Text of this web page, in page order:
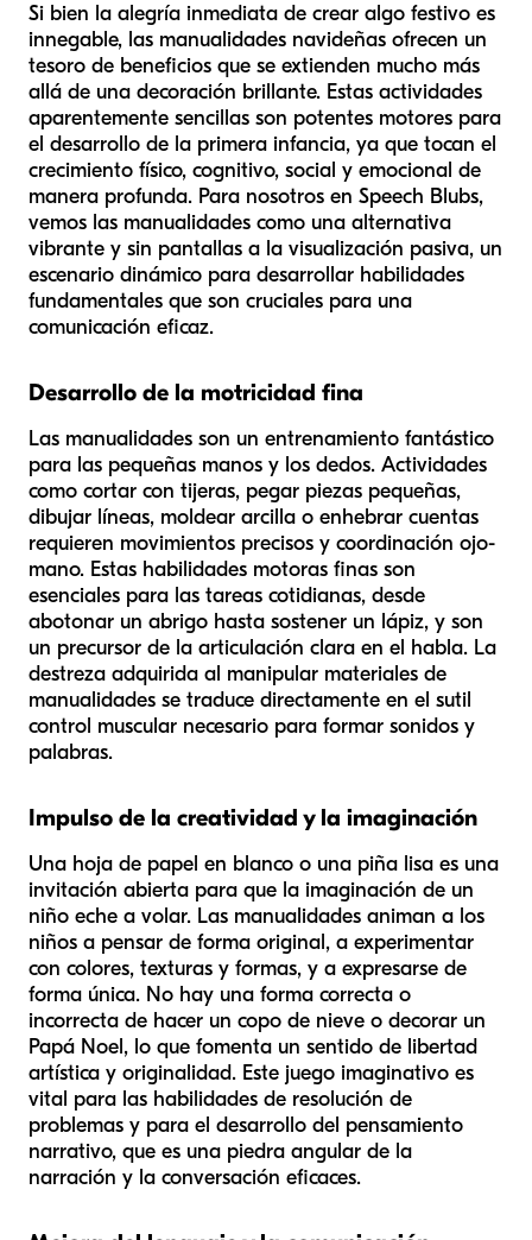
Si bien la alegría inmediata de crear algo festivo es
innegable, las manualidades navideñas ofrecen un
tesoro de beneficios que se extienden mucho más
allá de una decoración brillante. Estas actividades
aparentemente sencillas son potentes motores para
el desarrollo de la primera infancia, ya que tocan el
crecimiento físico, cognitivo, social y emocional de
manera profunda. Para nosotros en Speech Blubs,
vemos las manualidades como una alternativa
vibrante y sin pantallas a la visualización pasiva, un
escenario dinámico para desarrollar habilidades
fundamentales que son cruciales para una
comunicación eficaz.
Desarrollo de la motricidad fina
Las manualidades son un entrenamiento fantástico
para las pequeñas manos y los dedos. Actividades
como cortar con tijeras, pegar piezas pequeñas,
dibujar líneas, moldear arcilla o enhebrar cuentas
requieren movimientos precisos y coordinación ojo-
mano. Estas habilidades motoras finas son
esenciales para las tareas cotidianas, desde
abotonar un abrigo hasta sostener un lápiz, y son
un precursor de la articulación clara en el habla. La
destreza adquirida al manipular materiales de
manualidades se traduce directamente en el sutil
control muscular necesario para formar sonidos y
palabras.
Impulso de la creatividad y la imaginación
Una hoja de papel en blanco o una piña lisa es una
invitación abierta para que la imaginación de un
niño eche a volar. Las manualidades animan a los
niños a pensar de forma original, a experimentar
con colores, texturas y formas, y a expresarse de
forma única. No hay una forma correcta o
incorrecta de hacer un copo de nieve o decorar un
Papá Noel, lo que fomenta un sentido de libertad
artística y originalidad. Este juego imaginativo es
vital para las habilidades de resolución de
problemas y para el desarrollo del pensamiento
narrativo, que es una piedra angular de la
narración y la conversación eficaces.